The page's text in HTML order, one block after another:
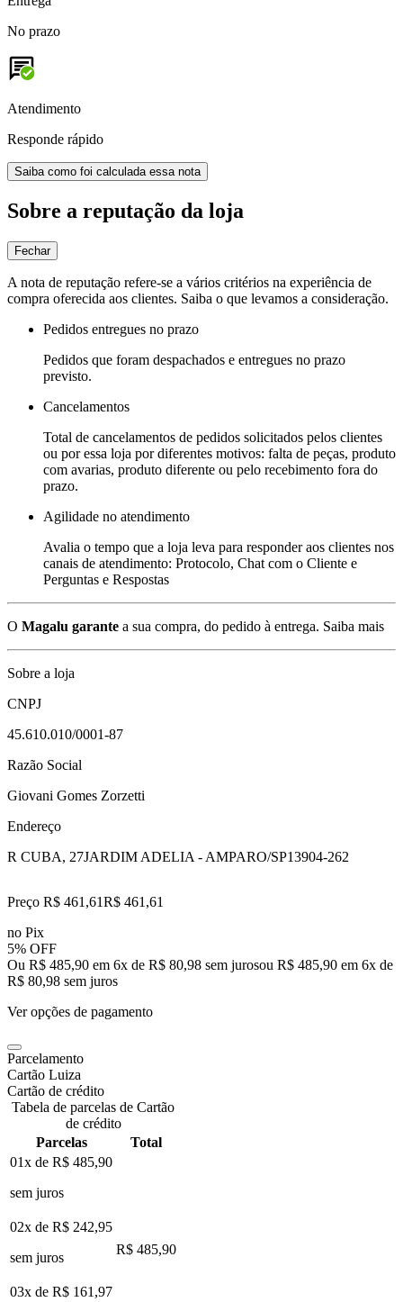
No prazo
Atendimento
Responde rápido
Saiba como foi calculada essa nota
Sobre a reputação da loja
Fechar
A nota de reputação refere-se a vários critérios na experiência de
compra oferecida aos clientes. Saiba o que levamos a consideração.
Pedidos entregues no prazo
Pedidos que foram despachados e entregues no prazo
previsto.
Cancelamentos
Total de cancelamentos de pedidos solicitados pelos clientes
ou por essa loja por diferentes motivos: falta de peças, produto
com avarias, produto diferente ou pelo recebimento fora do
prazo.
Agilidade no atendimento
Avalia o tempo que a loja leva para responder aos clientes nos
canais de atendimento: Protocolo, Chat com o Cliente e
Perguntas e Respostas
O Magalu garante a sua compra, do pedido à entrega. Saiba mais
Sobre a loja
CNPJ
45.610.010/0001-87
Razão Social
Giovani Gomes Zorzetti
Endereço
R CUBA, 27JARDIM ADELIA - AMPARO/SP13904-262
Preço R$ 461,61R$ 461 ,61
no Pix
5% OFF
Ou R$ 485,90 em 6x de R$ 80,98 sem jurosou R$ 485,90 em 6x de
R$ 80,98 sem juros
Ver opções de pagamento
Parcelamento
Cartão Luiza
Cartão de crédito
Tabela de parcelas de Cartão
de crédito
Parcelas
Total
01x de R$ 485,90
sem juros
02x de R$ 242,95
sem juros
R$ 485,90
03x de R$ 161,97